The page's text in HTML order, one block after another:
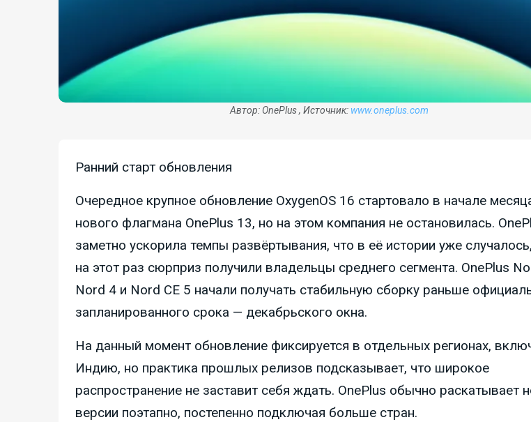
Автор: OnePlus , Источник: www.oneplus.com
Ранний старт обновления
Очередное крупное обновление OxygenOS 16 стартовало в начале
нового флагмана OnePlus 13, но на этом компания не остановилась.
заметно ускорила темпы развёртывания, что в её истории уже
на этот раз сюрприз получили владельцы среднего сегмента. OnePlus
Nord 4 и Nord CE 5 начали получать стабильную сборку раньше
запланированного срока — декабрьского окна.
На данный момент обновление фиксируется в отдельных регионах,
Индию, но практика прошлых релизов подсказывает, что широкое
распространение не заставит себя ждать. OnePlus обычно раскатывает
версии поэтапно, постепенно подключая больше стран.